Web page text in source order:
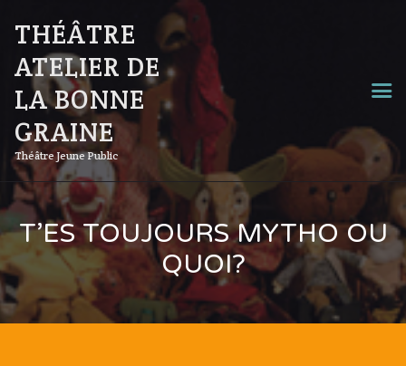
THÉÂTRE
ATELIER DE
LA BONNE
GRAINE
Théâtre Jeune Public
T’ES TOUJOURS MYTHO OU
QUOI?